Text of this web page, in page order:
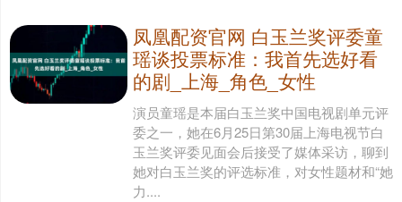
凤凰配资官网 白玉兰奖评委童
瑶谈投票标准：我首先选好看
的剧_上海_角色_女性
演员童瑶是本届白玉兰奖中国电视剧单元评
委之一，她在6月25日第30届上海电视节白
玉兰奖评委见面会后接受了媒体采访，聊到
她对白玉兰奖的评选标准，对女性题材和“她
力....